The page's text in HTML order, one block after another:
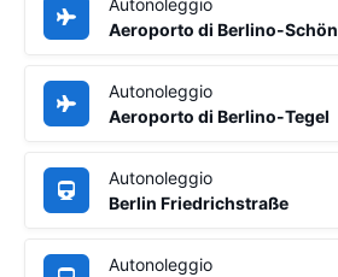
Autonoleggio
Aeroporto di Berlino-
Autonoleggio
Aeroporto di Berlino-Tegel
Autonoleggio
Berlin Friedrichstraße
Autonoleggio